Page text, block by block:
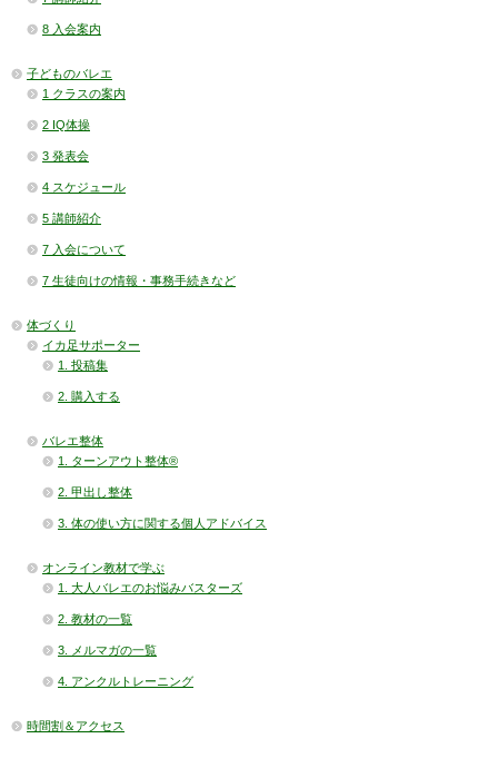
8 入会案内
子どものバレエ
1 クラスの案内
2 IQ体操
3 発表会
4 スケジュール
5 講師紹介
7 入会について
7 生徒向けの情報・事務手続きなど
体づくり
イカ足サポーター
1. 投稿集
2. 購入する
バレエ整体
1. ターンアウト整体®
2. 甲出し整体
3. 体の使い方に関する個人アドバイス
オンライン教材で学ぶ
1. 大人バレエのお悩みバスターズ
2. 教材の一覧
3. メルマガの一覧
4. アンクルトレーニング
時間割＆アクセス